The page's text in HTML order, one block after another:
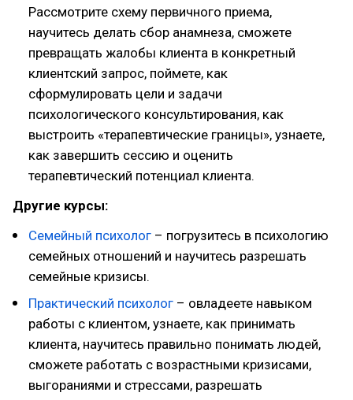
Рассмотрите схему первичного приема,
научитесь делать сбор анамнеза, сможете
превращать жалобы клиента в конкретный
клиентский запрос, поймете, как
сформулировать цели и задачи
психологического консультирования, как
выстроить «терапевтические границы», узнаете,
как завершить сессию и оценить
терапевтический потенциал клиента.
Другие курсы:
Семейный психолог – погрузитесь в психологию
семейных отношений и научитесь разрешать
семейные кризисы.
Практический психолог – овладеете навыком
работы с клиентом, узнаете, как принимать
клиента, научитесь правильно понимать людей,
сможете работать с возрастными кризисами,
выгораниями и стрессами, разрешать